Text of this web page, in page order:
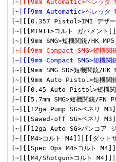
|~|[[9mm Automatic>ベレッタ
|~|[[9mm Automatic>ベレッタ
|~|[[0.357 Pistol>IMI デザー
|~|[[M1911>コルト ガバメント
|~|[[9mm Compact SMG>短機
|~|[[9mm Compact SMG>短機
|~|[[9mm SMG SD>短機関銃/
|~|[[9mm Auto Pistol>短機関
|~|[[0.45 Auto Pistol>短機関
|~|[[5.7mm SMG>短機関銃/FN
|~|[[12ga Pump SG>ベネリ
|~|[[Sawed-off SG>ベネリ
|~|[[12ga Auto SG>パンコア
|~|[[M4>コルト M4]]|[[ダット
|~|[[Spec Ops M4>コルト
|~|[[M4/Shotgun>コルト